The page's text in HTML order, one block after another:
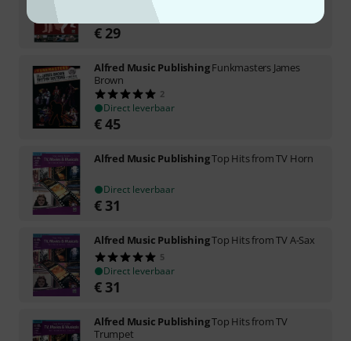
Direct leverbaar
€ 29
Alfred Music PublishingFunkmasters James
Brown
2
Direct leverbaar
€45
Alfred Music PublishingTop Hits from TV Horn
Direct leverbaar
€ 31
Alfred Music PublishingTop Hits from TV A-Sax
5
Direct leverbaar
€ 31
Alfred Music PublishingTop Hits from TV
Trumpet